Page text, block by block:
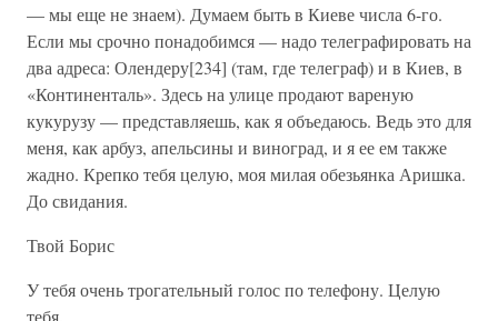
— мы еще не знаем). Думаем быть в Киеве числа 6-го.
Если мы срочно понадобимся — надо телеграфировать на
два адреса: Олендеру[234] (там, где телеграф) и в Киев, в
«Континенталь». Здесь на улице продают вареную
кукурузу — представляешь, как я объедаюсь. Ведь это для
меня, как арбуз, апельсины и виноград, и я ее ем также
жадно. Крепко тебя целую, моя милая обезьянка Аришка.
До свидания.
Твой Борис
У тебя очень трогательный голос по телефону. Целую
тебя.